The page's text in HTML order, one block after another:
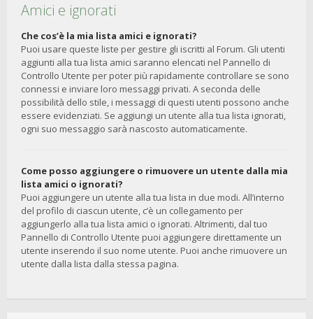
Amici e ignorati
Che cos’è la mia lista amici e ignorati?
Puoi usare queste liste per gestire gli iscritti al Forum. Gli utenti
aggiunti alla tua lista amici saranno elencati nel Pannello di
Controllo Utente per poter più rapidamente controllare se sono
connessi e inviare loro messaggi privati. A seconda delle
possibilità dello stile, i messaggi di questi utenti possono anche
essere evidenziati. Se aggiungi un utente alla tua lista ignorati,
ogni suo messaggio sarà nascosto automaticamente.
Come posso aggiungere o rimuovere un utente dalla mia
lista amici o ignorati?
Puoi aggiungere un utente alla tua lista in due modi. All’interno
del profilo di ciascun utente, c’è un collegamento per
aggiungerlo alla tua lista amici o ignorati. Altrimenti, dal tuo
Pannello di Controllo Utente puoi aggiungere direttamente un
utente inserendo il suo nome utente. Puoi anche rimuovere un
utente dalla lista dalla stessa pagina.